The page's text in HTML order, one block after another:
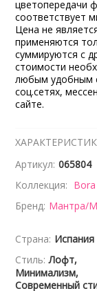
цветопередачи
соответствует
Цена не
применяются
суммируются с
стоимости
любым удобным
соц.сетях,
сайте.
Артикул: 065804
Коллекция:
Бренд: Мантра/
Страна: Испания
Стиль: Лофт,
Минимализм,
Современный